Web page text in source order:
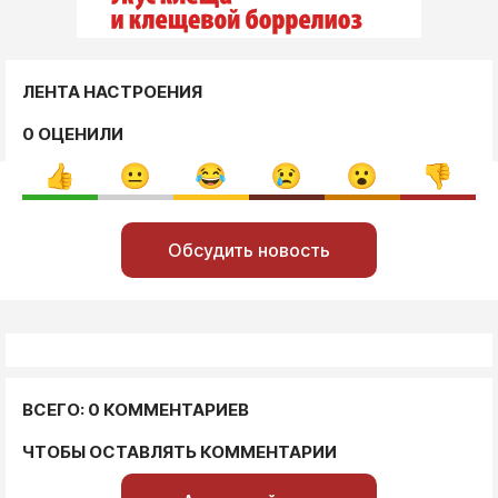
ЛЕНТА НАСТРОЕНИЯ
0 ОЦЕНИЛИ
Обсудить новость
ВСЕГО: 0 КОММЕНТАРИЕВ
ЧТОБЫ ОСТАВЛЯТЬ КОММЕНТАРИИ